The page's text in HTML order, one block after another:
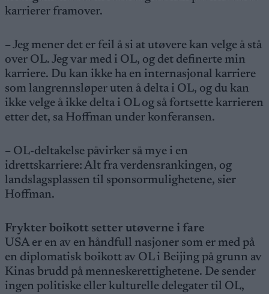
karrierer framover.
– Jeg mener det er feil å si at utøvere kan velge å stå
over OL. Jeg var med i OL, og det definerte min
karriere. Du kan ikke ha en internasjonal karriere
som langrennsløper uten å delta i OL, og du kan
ikke velge å ikke delta i OL og så fortsette karrieren
etter det, sa Hoffman under konferansen.
– OL-deltakelse påvirker så mye i en
idrettskarriere: Alt fra verdensrankingen, og
landslagsplassen til sponsormulighetene, sier
Hoffman.
Frykter boikott setter utøverne i fare
USA er en av en håndfull nasjoner som er med på
en diplomatisk boikott av OL i Beijing på grunn av
Kinas brudd på menneskerettighetene. De sender
ingen politiske eller kulturelle delegater til OL,